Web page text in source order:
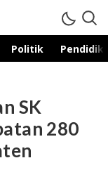
Politik
SK
280